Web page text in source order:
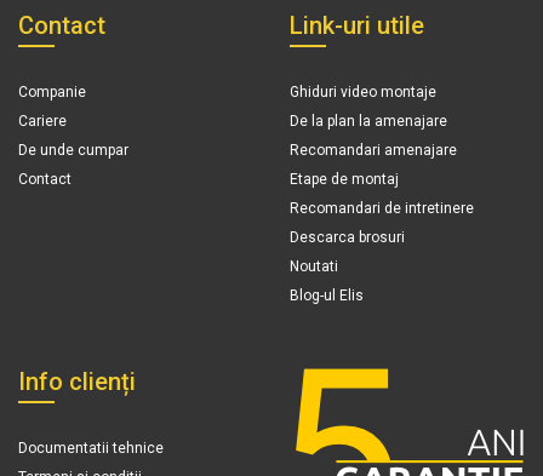
Contact
Companie
Cariere
De unde cumpar
Contact
Link-uri utile
Ghiduri video montaje
De la plan la amenajare
Recomandari amenajare
Etape de montaj
Recomandari de intretinere
Descarca brosuri
Noutati
Blog-ul Elis
Info clienți
Documentatii tehnice